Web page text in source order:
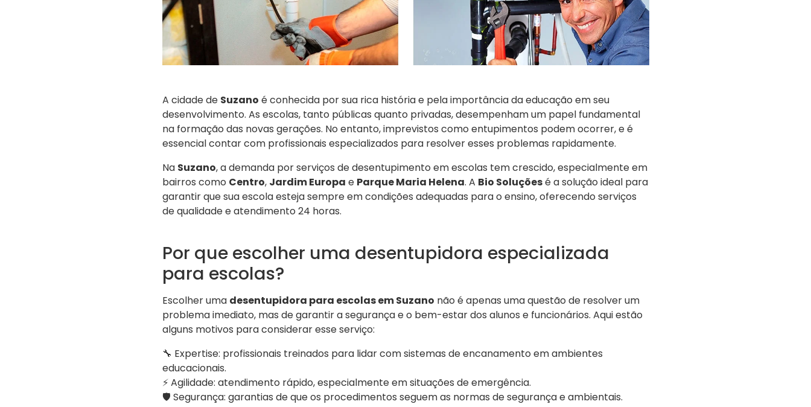
A cidade de Suzano é conhecida por sua rica história e pela importância da educação em seu
desenvolvimento. As escolas, tanto públicas quanto privadas, desempenham um papel fundamental
na formação das novas gerações. No entanto, imprevistos como entupimentos podem ocorrer, e é
essencial contar com profissionais especializados para resolver esses problemas rapidamente.
Na Suzano, a demanda por serviços de desentupimento em escolas tem crescido, especialmente em
bairros como Centro, Jardim Europa e Parque Maria Helena. A Bio Soluçõesé a solução ideal para
garantir que sua escola esteja sempre em condições adequadas para o ensino, oferecendo serviços
de qualidade e atendimento 24 horas.
Por que escolher uma desentupidora especializada
para escolas?
Escolher uma desentupidora para escolas em Suzano não é apenas uma questão de resolver um
problema imediato, mas de garantir a segurança e o bem-estar dos alunos e funcionários. Aqui estão
alguns motivos para considerar esse serviço:
🔧 Expertise: profissionais treinados para lidar com sistemas de encanamento em ambientes
educacionais.
⚡ Agilidade: atendimento rápido, especialmente em situações de emergência.
🛡️ Segurança: garantias de que os procedimentos seguem as normas de segurança e ambientais.